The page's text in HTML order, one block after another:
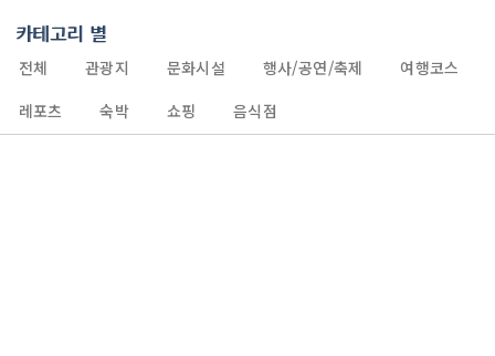
카테고리 별
전체 관광지 문화시설 행사/공연/축제
여행코스
레포츠
숙박 쇼핑 음식점